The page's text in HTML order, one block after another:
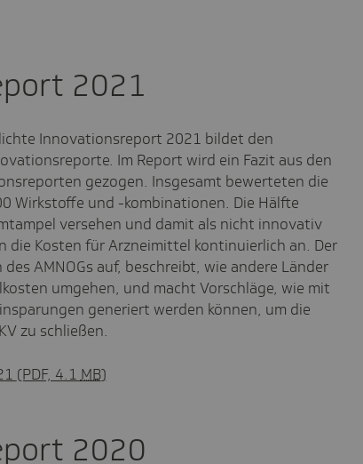
2021
Innovationsreport 2021 bildet den
Im Report wird ein Fazit aus den
gezogen. Insgesamt bewerteten die
Wirkstoffe und -kombinationen. Die Hälfte
versehen und damit als nicht innovativ
die Kosten für Arzneimittel kontinuierlich an. Der
AMNOGs auf, beschreibt, wie andere Länder
umgehen, und macht Vorschläge, wie mit
generiert werden können, um die
zu schließen.
(PDF, 4.1MB)
2020